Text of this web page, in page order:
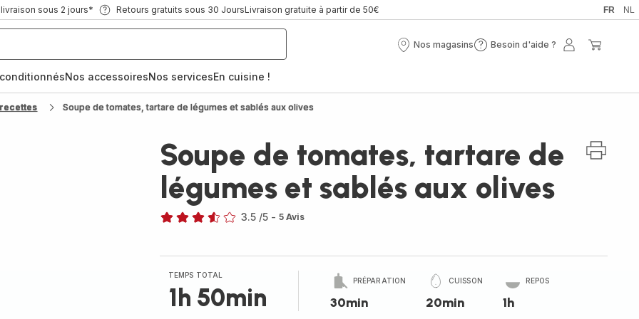
sous 2 jours* Retours gratuits sous 30 JoursLivraison gratuite à partir de 50€ FR NL
Nos magasins
Nos
Besoin d'aide ?
Besoin
Mon
Nos accessoiresNos servicesEn cuisine !
Soupe de tomates, tartare de légumes et sablés aux olives
Soupe de tomates, tartare de
légumes et sablés aux olives
3.5 /5 - 5 Avis
TEMPS TOTAL
1h 50min
PRÉPARATION
30min
CUISSON
20min
REPOS
1h